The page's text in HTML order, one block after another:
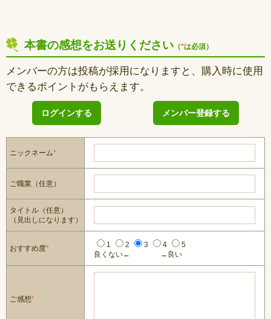
本書の感想をお送りください （*は必須）
メンバーの方は投稿が採用になりますと、購入時に使用
できるポイントがもらえます。
ログインする メンバー登録する
ニックネーム*
ご職業（任意）
タイトル（任意）
（見出しになります）
おすすめ度* 1 2 3 4
5
良くない←
→良い
ご感想*